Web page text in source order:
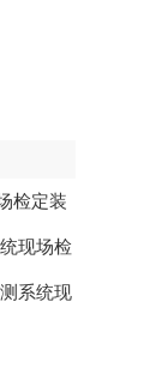
检定装
现场检
系统现